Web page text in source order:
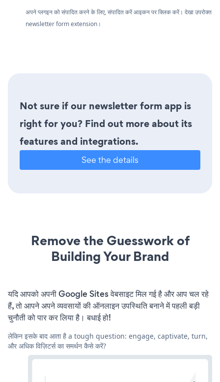
अपने प्लगइन को संपादित करने के लिए, संपादित करें आइकन पर क्लिक करें। देखा उपरोक्त
newsletter form extension।
Not sure if our newsletter form app is
right for you? Find out more about its
features and integrations.
See the details
Remove the Guesswork of
Building Your Brand
यदि आपको अपनी Google Sites वेबसाइट मिल गई है और आप चल रहे
हैं, तो आपने अपने व्यवसायों की ऑनलाइन उपस्थिति बनाने में पहली बड़ी
चुनौती को पार कर लिया है। बधाई हो!
लेकिन इसके बाद आता है a tough question: engage, captivate, turn,
और अधिक विज़िटर्स का समर्थन कैसे करें?